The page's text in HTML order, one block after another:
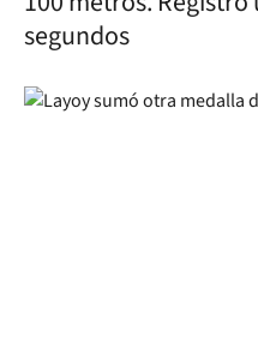
segundos